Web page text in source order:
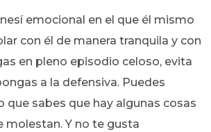
emocional en el que él mismo
con él de manera tranquila y con
en pleno episodio celoso, evita
a la defensiva. Puedes
que sabes que hay algunas cosas
molestan. Y no te gusta